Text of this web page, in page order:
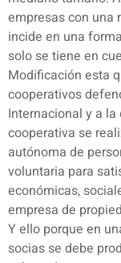
empresas con una
incide en una
solo se tiene en
Modificación esta
cooperativos
Internacional y a
cooperativa se
autónoma de
voluntaria para
económicas,
empresa de
Y ello porque en
socias se debe